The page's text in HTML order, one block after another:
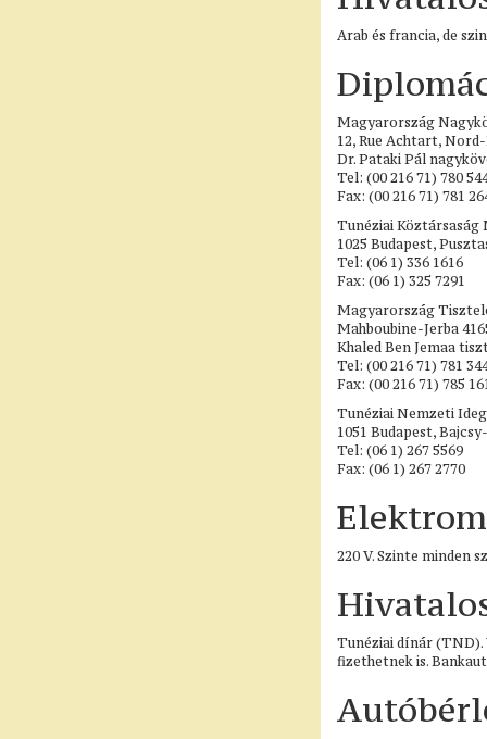
Arab és francia, de
Magyarország
12, Rue Achtart,
Dr. Pataki Pál
Tel: (00 216 71) 780
Fax: (00 216 71) 781
Tunéziai Köztársaság
1025 Budapest,
Tel: (06 1) 336 1616
Fax: (06 1) 325 7291
Magyarország
Mahboubine-Jerba
Khaled Ben Jemaa
Tel: (00 216 71) 781
Fax: (00 216 71) 785
Tunéziai Nemzeti
1051 Budapest,
Tel: (06 1) 267 5569
Fax: (06 1) 267 2770
220 V. Szinte minden
Tunéziai dínár (TND).
fizethetnek is.